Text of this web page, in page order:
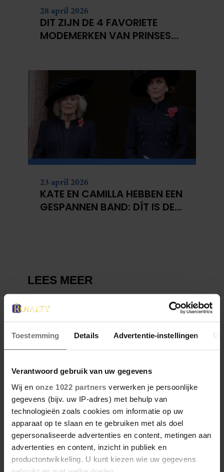
Toestemming Details Advertentie-instellingen
Verantwoord gebruik van uw gegevens
Wij en onze 1022 partners verwerken je persoonlijke
gegevens (bijv. uw IP-adres) met behulp van
technologieën zoals cookies om informatie op uw
apparaat op te slaan en te gebruiken met als doel
gepersonaliseerde advertenties en content, metingen aan
advertenties en content, inzicht in publiek en
productontwikkeling. U kunt kiezen wie uw gegevens
28 april 2026
DIT ZIJN DE 4 FAVORIETE
MODEMERKEN VAN PRINSES
23 april 2026
KATE EN CAMILLA HEBBEN EEN
GESPANNEN BAND: DÍT IS DE